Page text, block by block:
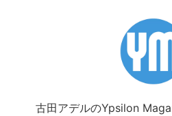
古田アデルのYpsilon